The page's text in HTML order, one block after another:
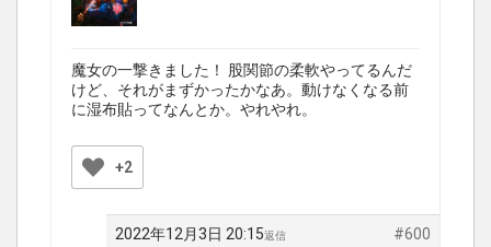
魔女の一撃きました！ 股関節の柔軟やってるんだ
けど、それがまずかったかなあ。動けなくなる前
に湿布貼ってなんとか。やれやれ。
+2
2022年12月3日 20:15 #600
返信